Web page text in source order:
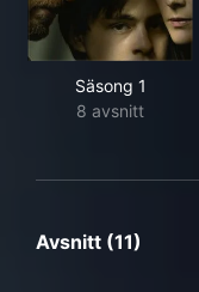
Säsong 1
8 avsnitt
Avsnitt (11)